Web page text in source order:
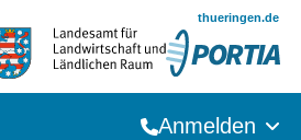
thueringen.de
Anmelden